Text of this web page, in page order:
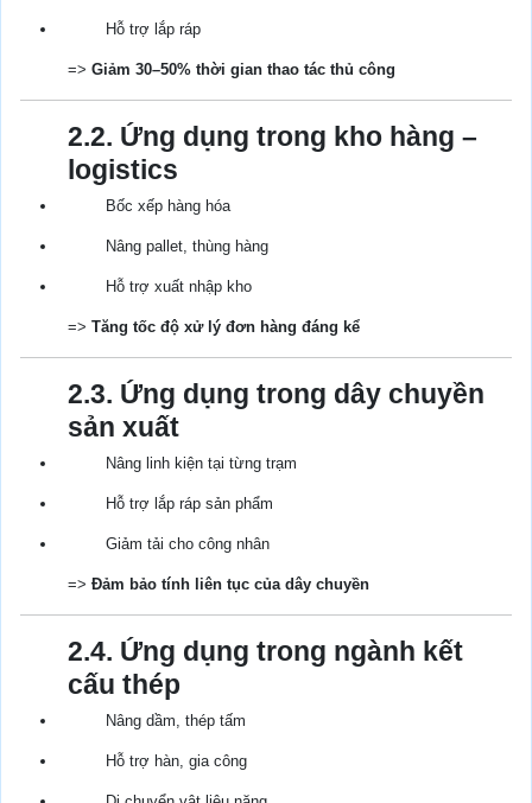
Hỗ trợ lắp ráp
=> Giảm 30–50% thời gian thao tác thủ công
2.2. Ứng dụng trong kho hàng –
logistics
Bốc xếp hàng hóa
Nâng pallet, thùng hàng
Hỗ trợ xuất nhập kho
=> Tăng tốc độ xử lý đơn hàng đáng kể
2.3. Ứng dụng trong dây chuyền
sản xuất
Nâng linh kiện tại từng trạm
Hỗ trợ lắp ráp sản phẩm
Giảm tải cho công nhân
=> Đảm bảo tính liên tục của dây chuyền
2.4. Ứng dụng trong ngành kết
cấu thép
Nâng dầm, thép tấm
Hỗ trợ hàn, gia công